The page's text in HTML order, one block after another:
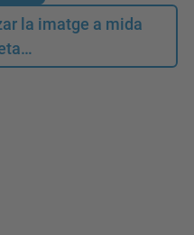
la imatge a mida